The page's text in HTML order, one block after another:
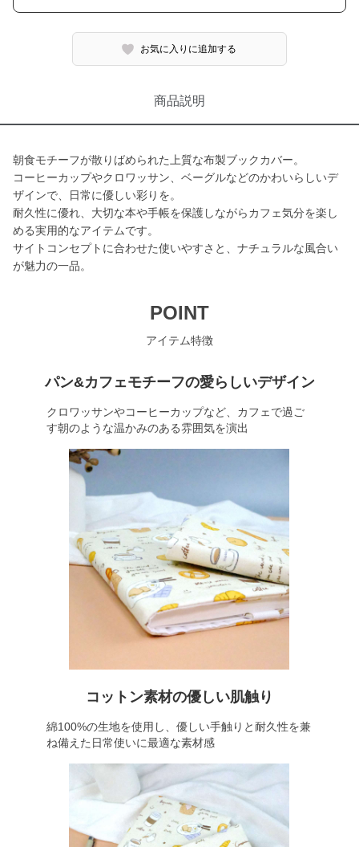
お気に入りに追加する
商品説明
朝食モチーフが散りばめられた上質な布製ブックカバー。
コーヒーカップやクロワッサン、ベーグルなどのかわいらしいデ
ザインで、日常に優しい彩りを。
耐久性に優れ、大切な本や手帳を保護しながらカフェ気分を楽し
める実用的なアイテムです。
サイトコンセプトに合わせた使いやすさと、ナチュラルな風合い
が魅力の一品。
POINT
アイテム特徴
パン&カフェモチーフの愛らしいデザイン
クロワッサンやコーヒーカップなど、カフェで過ご
す朝のような温かみのある雰囲気を演出
コットン素材の優しい肌触り
綿100%の生地を使用し、優しい手触りと耐久性を兼
ね備えた日常使いに最適な素材感